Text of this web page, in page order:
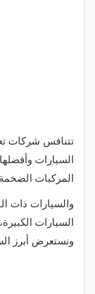
تتنافس شركات
السيارات
المركبات
السيارات
ونستعرض أبرز